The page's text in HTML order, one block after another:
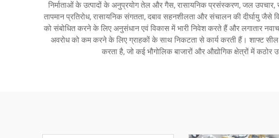
निर्माताओं के उत्पादों के अनुप्रयोग तेल और गैस, रासायनिक प्रसंस्करण, जल
तापमान प्रतिरोध, रासायनिक संगतता, दबाव सहनशीलता और संचालन की दीर्घायु जैसे
को संबोधित करने के लिए अनुसंधान एवं विकास में भारी निवेश करते हैं और लगातार
अवरोध को कम करने के लिए ग्राहकों के साथ निकटता से कार्य करती हैं। शाफ्ट सील
करता है, जो कई भौगोलिक बाजारों और औद्योगिक क्षेत्रों में